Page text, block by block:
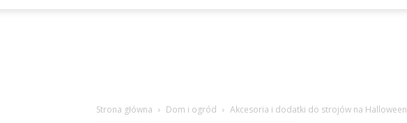
Strona główna Dom i ogród Akcesoria i dodatki do strojów na Halloween